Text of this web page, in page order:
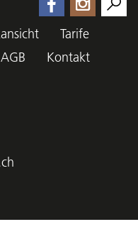
Tarife
AGB
Kontakt